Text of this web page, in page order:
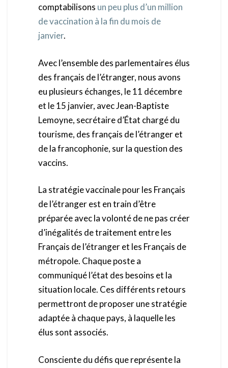
comptabilisons un peu plus d’un million
de vaccination à la fin du mois de
janvier.
Avec l’ensemble des parlementaires élus
des français de l’étranger, nous avons
eu plusieurs échanges, le 11 décembre
et le 15 janvier, avec Jean-Baptiste
Lemoyne, secrétaire d’État chargé du
tourisme, des français de l’étranger et
de la francophonie, sur la question des
vaccins.
La stratégie vaccinale pour les Français
de l’étranger est en train d’être
préparée avec la volonté de ne pas créer
d’inégalités de traitement entre les
Français de l’étranger et les Français de
métropole. Chaque poste a
communiqué l’état des besoins et la
situation locale. Ces différents retours
permettront de proposer une stratégie
adaptée à chaque pays, à laquelle les
élus sont associés.
Consciente du défis que représente la